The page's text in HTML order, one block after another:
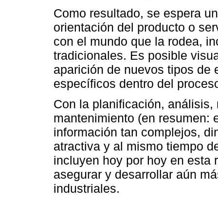
Como resultado, se espera
orientación del producto o
con el mundo que la rodea,
tradicionales. Es posible
aparición de nuevos tipos de
específicos dentro del
Con la planificación,
mantenimiento (en resumen:
información tan complejos,
atractiva y al mismo tiempo
incluyen hoy por hoy en esta
asegurar y desarrollar aún
industriales.